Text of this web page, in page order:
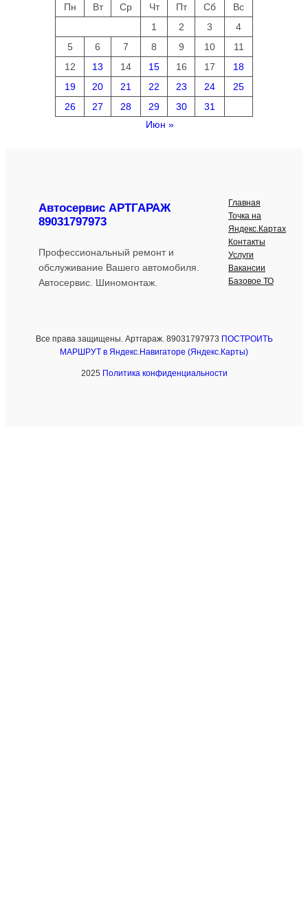
Пн
Вт Ср Чт Пт Сб
Вс
1
2 3
4
5
6 7 8 9 10
11
12
13 14 15 16 17
18
19
20 21 22 23 24
25
26
27 28 29 30
31
Июн »
Автосервис АРТГАРАЖ
89031797973
Профессиональный ремонт и
обслуживание Вашего автомобиля.
Автосервис. Шиномонтаж.
Главная
Точка на
Яндекс.Картах
Контакты
Услуги
Вакансии
Базовое ТО
Все права защищены. Артгараж. 89031797973 ПОСТРОИТЬ
МАРШРУТ в Яндекс.Навигаторе (Яндекс.Карты)
2025 Политика конфиденциальности